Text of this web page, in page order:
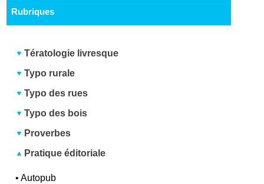
Rubriques
Tératologie livresque
Typo rurale
Typo des rues
Typo des bois
Proverbes
Pratique éditoriale
•Autopub